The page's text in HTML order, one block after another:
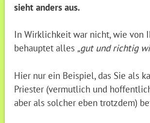
sieht anders aus.
In Wirklichkeit war nicht, wie von
behauptetalles „gut und richtig
Hier nur ein Beispiel, das Sie als
Priester (vermutlich und
aber als solcher eben trotzdem)